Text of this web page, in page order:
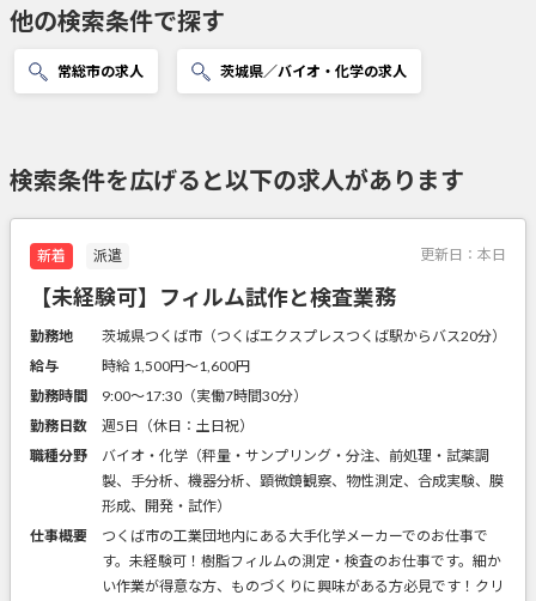
他の検索条件で探す
常総市の求人 茨城県／バイオ・化学の求人
検索条件を広げると以下の求人があります
新着 派遣 更新日： 本日
【未経験可】フィルム試作と検査業務
勤務地
茨城県つくば市（つくばエクスプレスつくば駅からバス20分）
給与
時給 1,500円〜1,600円
勤務時間
9:00～17:30（実働7時間30分）
勤務日数
週5日（休日：土日祝）
職種分野
バイオ・化学（秤量・サンプリング・分注、前処理・試薬調
製、手分析、機器分析、顕微鏡観察、物性測定、合成実験、膜
形成、開発・試作）
仕事概要
つくば市の工業団地内にある大手化学メーカーでのお仕事で
す。未経験可！樹脂フィルムの測定・検査のお仕事です。細か
い作業が得意な方、ものづくりに興味がある方必見です！クリ